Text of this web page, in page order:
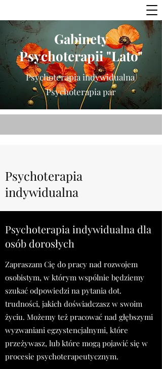
Gabinety
Psychoterapii "Lato"
Psychoterapia indywidualna
Psychoterapia par
Psychoterapia
indywidualna
Psychoterapia indywidualna dla
osób dorosłych
Zapraszam Cię do pracy nad rozwojem
osobistym, w którym wspólnie będziemy
szukać odpowiedzi na pytania dot.
trudności, jakich doświadczasz w swoim
życiu. Możemy też pracować nad głębszymi
wyzwaniani egzystencjalnymi, które
przeżywasz, lub które mogą pojawić się w
procesie psychoterapeutycznym.